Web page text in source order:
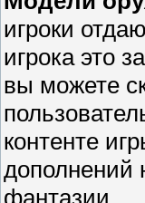
игроки
игрока это
вы можете
контенте
дополнений
фантазии.